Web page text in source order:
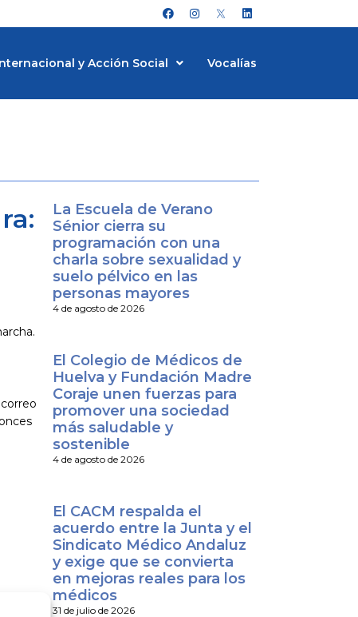
F
a
c
o
I
n
s
m
L
i
n
d
y Acción Social Vocalías
La Escuela de Verano
Sénior cierra su
programación con una
charla sobre sexualidad y
suelo pélvico en las
personas mayores
4 de agosto de 2026
El Colegio de Médicos de
Huelva y Fundación Madre
Coraje unen fuerzas para
promover una sociedad
más saludable y
sostenible
4 de agosto de 2026
El CACM respalda el
acuerdo entre la Junta y el
Sindicato Médico Andaluz
y exige que se convierta
en mejoras reales para los
médicos
31 de julio de 2026